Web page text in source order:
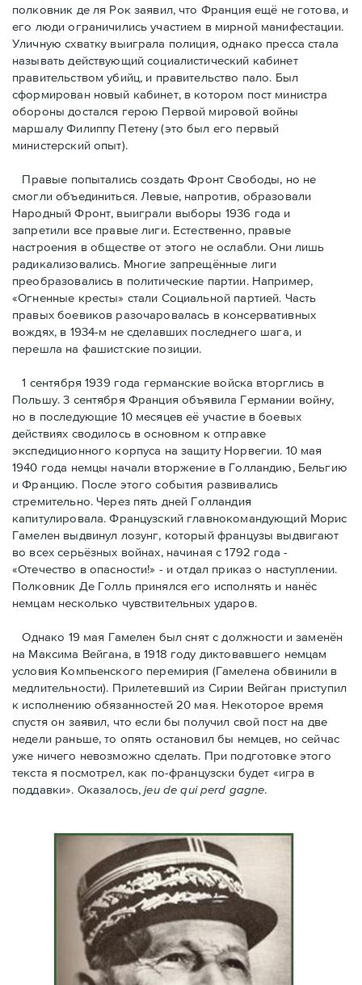
полковник де ля Рок заявил, что Франция ещё не готова, и
его люди ограничились участием в мирной манифестации.
Уличную схватку выиграла полиция, однако пресса стала
называть действующий социалистический кабинет
правительством убийц, и правительство пало. Был
сформирован новый кабинет, в котором пост министра
обороны достался герою Первой мировой войны
маршалу Филиппу Петену (это был его первый
министерский опыт).
Правые пoпытались создать Фронт Свободы, но не
смогли объединиться. Левые, напротив, образовали
Народный Фронт, выиграли выборы 1936 года и
запретили все правые лиги. Естественно, правые
настроения в обществе от этого не ослабли. Они лишь
радикализовались. Многие запрещённые лиги
преобразовались в политические партии. Например,
«Огненные кресты» стали Социальной партией. Часть
правых боевиков разочаровалась в консервативных
вождях, в 1934-м не сделавших последнего шага, и
перешла на фашистские позиции.
1 сентября 1939 года германские войска вторглись в
Польшу. 3 сентября Франция объявила Германии войну,
но в последующие 10 месяцев её участие в боевых
действиях сводилось в основном к отправке
экспедиционного корпуса на защиту Норвегии. 10 мая
1940 года немцы начали вторжение в Голландию, Бельгию
и Францию. После этого события развивались
стремительно. Через пять дней Голландия
капитулировала. Французский главнокомандующий Морис
Гамелен выдвинул лозунг, который французы выдвигают
во всех серьёзных войнах, начиная с 1792 года -
«Отечество в опасности!» - и отдал приказ о наступлении.
Полковник Дe Голль принялся его исполнять и нанёс
немцам несколько чувствительных ударов.
Однако 19 мая Гамелен был снят с должности и заменён
на Максима Вейгана, в 1918 году диктовавшего немцам
условия Компьенского перемирия (Гамелена обвинили в
медлительности). Прилетевший из Сирии Вейган приступил
к исполнению обязанностей 20 мая. Hекоторое время
спустя oн заявил, что если бы получил свой пост на две
недели раньше, то опять остановил бы немцев, но сейчас
уже ничего невозможно сделать. При подготовке этого
текста я посмотрел, как по-французски будет «игра в
поддавки». Оказалось,jeu de qui perd gagne.